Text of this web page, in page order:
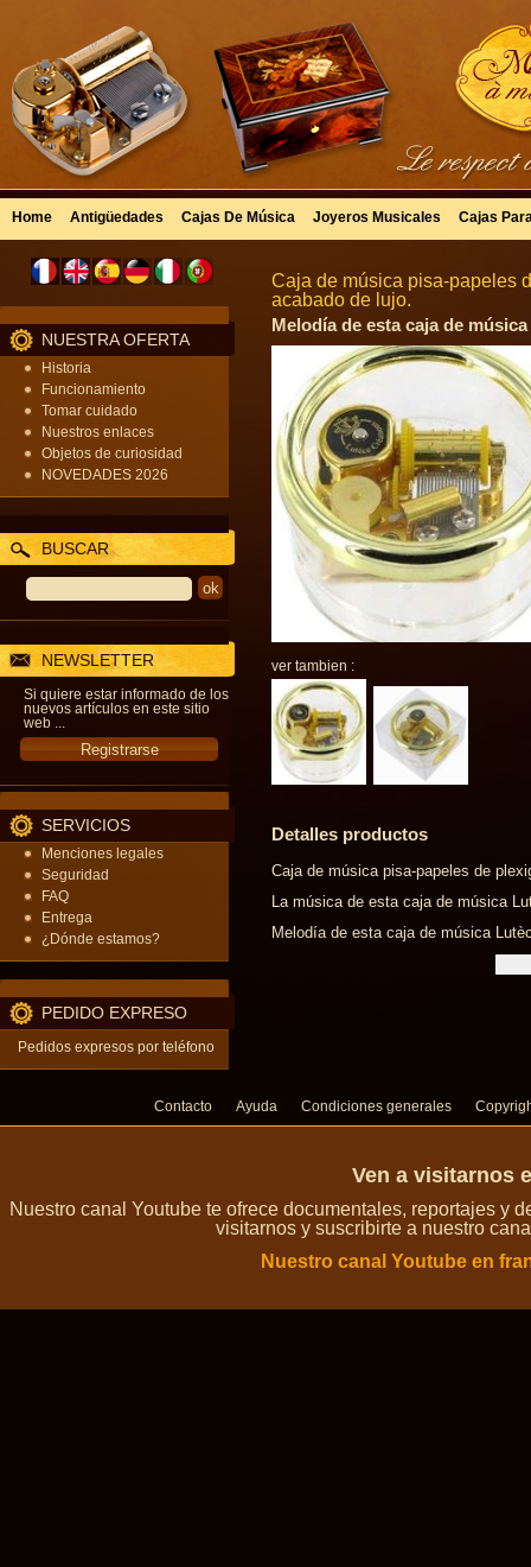
Home Antigüedades Cajas De Música Joyeros Musicales Cajas
NUESTRA OFERTA
Historia
Funcionamiento
Tomar cuidado
Nuestros enlaces
Objetos de curiosidad
NOVEDADES 2026
BUSCAR
NEWSLETTER
Si quiere estar informado de los
nuevos artículos en este sitio
web ...
SERVICIOS
Menciones legales
Seguridad
FAQ
Entrega
¿Dónde estamos?
PEDIDO EXPRESO
Pedidos expresos por teléfono
Caja de música pisa-papeles
acabado de lujo.
Melodía de esta caja de
ver tambien :
Detalles productos
Caja de música pisa-papeles de
La música de esta caja de música
Melodía de esta caja de música
Contacto Ayuda Condiciones generales
Ven a visitarnos
Nuestro canal Youtube te ofrece documentales, reportajes y
visitarnos y suscribirte a nuestro
Nuestro canal Youtube en